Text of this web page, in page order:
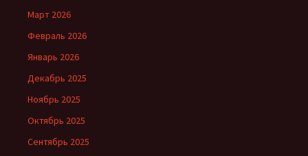
Март 2026
Февраль 2026
Январь 2026
Декабрь 2025
Ноябрь 2025
Октябрь 2025
Сентябрь 2025